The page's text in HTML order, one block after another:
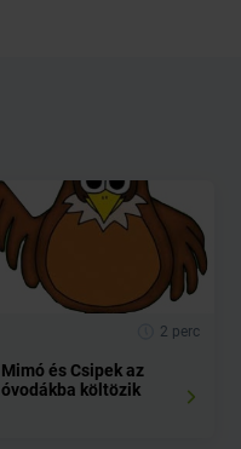
2 perc
Mimó és Csipek az
óvodákba költözik